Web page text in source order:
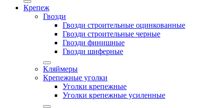
Крепеж
Гвозди
Гвозди строительные оцинкованные
Гвозди строительные черные
Гвозди финишные
Гвозди шиферные
Кляймеры
Крепежные уголки
Уголки крепежные
Уголки крепежные усиленные